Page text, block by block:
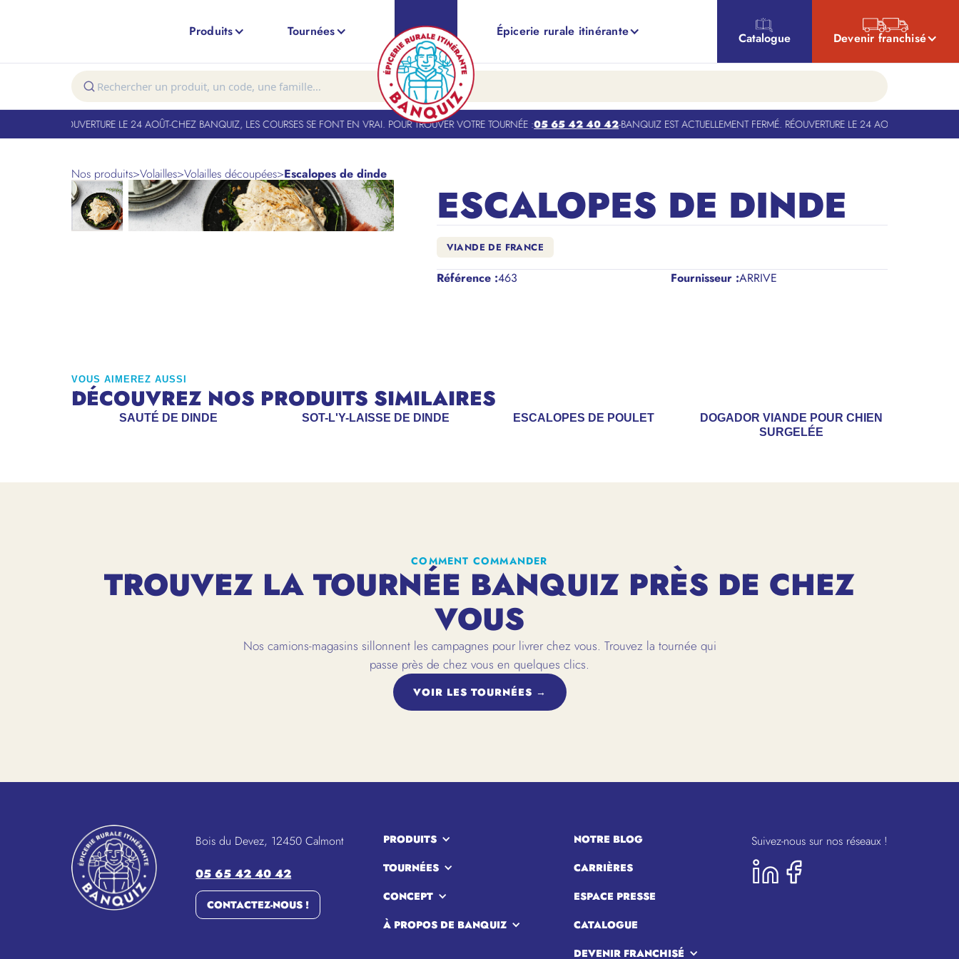
Produits Tournées Épicerie rurale itinérante Catalogue Devenir franchisé
FERMÉ. RÉOUVERTURE LE 24 AOÛT-CHEZ BANQUIZ, LES COURSES SE FONT EN VRAI. POUR TROUVER VOTRE TOURNÉE :05 65 42 40 42-BANQUIZ EST ACTUELLEMENT FERMÉ. RÉOUVERTURE LE 24 AOÛT-BANQUIZ EST
Nos produits>Volailles>Volailles découpées>Escalopes de dinde
ESCALOPES DE DINDE
VIANDE DE FRANCE
Référence :463 Fournisseur :ARRIVE
VOUS AIMEREZ AUSSI
DÉCOUVREZ NOS PRODUITS SIMILAIRES
DOGADOR VIANDE POUR CHIEN
SURGELÉE
SAUTÉ DE DINDE SOT-L'Y-LAISSE DE DINDE ESCALOPES DE POULET
COMMENT COMMANDER
TROUVEZ LA TOURNÉE BANQUIZ PRÈS DE CHEZ
VOUS
Nos camions-magasins sillonnent les campagnes pour livrer chez vous. Trouvez la tournée qui
passe près de chez vous en quelques clics.
VOIR LES TOURNÉES →
Bois du Devez, 12450 Calmont
05 65 42 40 42
CONTACTEZ-NOUS !
PRODUITS
TOURNÉES
CONCEPT
À PROPOS DE BANQUIZ
NOTRE BLOG
CARRIÈRES
ESPACE PRESSE
CATALOGUE
DEVENIR FRANCHISÉ
Suivez-nous sur nos réseaux !